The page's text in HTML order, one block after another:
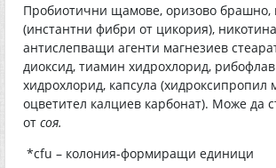
Пробиотични щамове, оризово брашно,
(инстантни фибри от цикория),
антислепващи агенти магнезиев
диоксид, тиамин хидрохлорид,
хидрохлорид, капсула (хидроксипропил
оцветител калциев карбонат). Може да
от соя.
*cfu – колония-формиращи единици